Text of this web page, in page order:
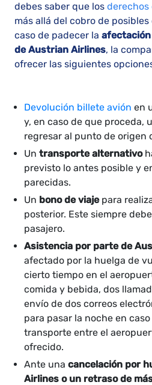
debes saber que los derechos
más allá del cobro de
caso de padecer la afectación
de Austrian Airlines, la
ofrecer las siguientes
Devolución billete avión en
y, en caso de que proceda,
regresar al punto de origen
Un transporte alternativo
previsto lo antes posible y
parecidas.
Un bono de viajepara
posterior. Este siempre
pasajero.
Asistencia por parte de
afectado por la huelga de
cierto tiempo en el
comida y bebida, dos
envío de dos correos
para pasar la noche en
transporte entre el
ofrecido.
Ante una cancelación por
Airlines o un retraso de